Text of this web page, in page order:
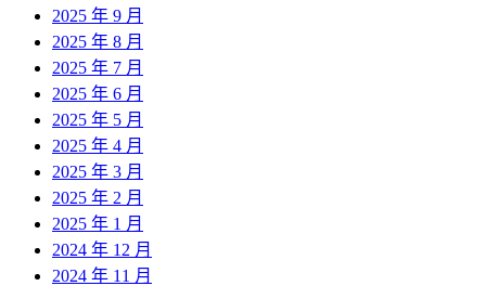
2025 年 9 月
2025 年 8 月
2025 年 7 月
2025 年 6 月
2025 年 5 月
2025 年 4 月
2025 年 3 月
2025 年 2 月
2025 年 1 月
2024 年 12 月
2024 年 11 月